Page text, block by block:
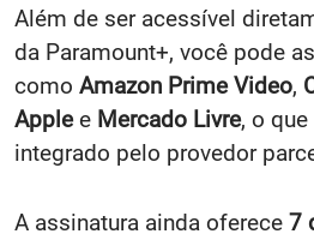
Além de ser acessível
da Paramount+, você pode
como Amazon Prime Video,
Applee Mercado Livre, o
integrado pelo provedor
A assinatura ainda oferece 7